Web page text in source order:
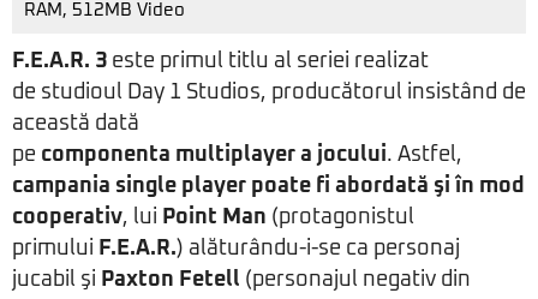
RAM, 512MB Video
F.E.A.R. 3 este primul titlu al seriei realizat
de studioul Day 1 Studios, producătorul insistând de
această dată
pe componenta multiplayer a jocului. Astfel,
campania single player poate fi abordată şi în mod
cooperativ, lui Point Man (protagonistul
primului F.E.A.R.) alăturându-i-se ca personaj
jucabil şi Paxton Fetell (personajul negativ din